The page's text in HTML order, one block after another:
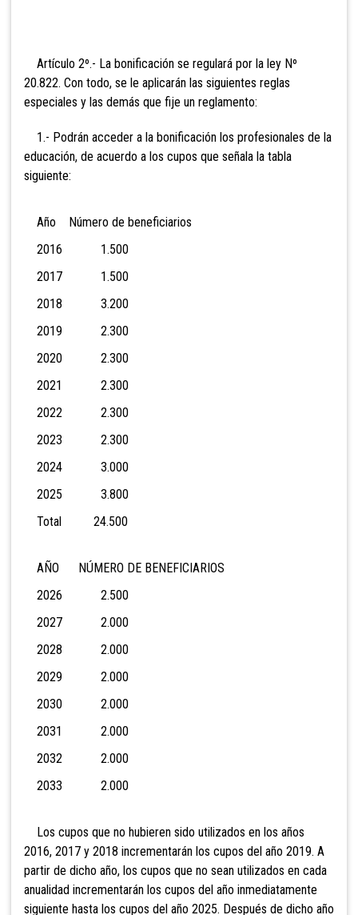
Artículo 2º.- La bonificación se regulará por la ley Nº
20.822. Con todo, se le aplicarán las siguientes reglas
especiales y las demás que fije un reglamento:
1.- Podrán acceder a la bonificación los profesionales de la
educación, de acuerdo a los cupos que señala la tabla
siguiente:
Año Número de beneficiarios
2016 1.500
2017 1.500
2018 3.200
2019 2.300
2020 2.300
2021 2.300
2022 2.300
2023 2.300
2024 3.000
2025 3.800
Total 24.500
AÑO NÚMERO DE BENEFICIARIOS
2026 2.500
2027 2.000
2028 2.000
2029 2.000
2030 2.000
2031 2.000
2032 2.000
2033 2.000
Los cupos que no hubieren sido utilizados en los años
2016, 2017 y 2018 incrementarán los cupos del año 2019. A
partir de dicho año, los cupos que no sean utilizados en cada
anualidad incrementarán los cupos del año inmediatamente
siguiente hasta los cupos del año 2025. Después de dicho año